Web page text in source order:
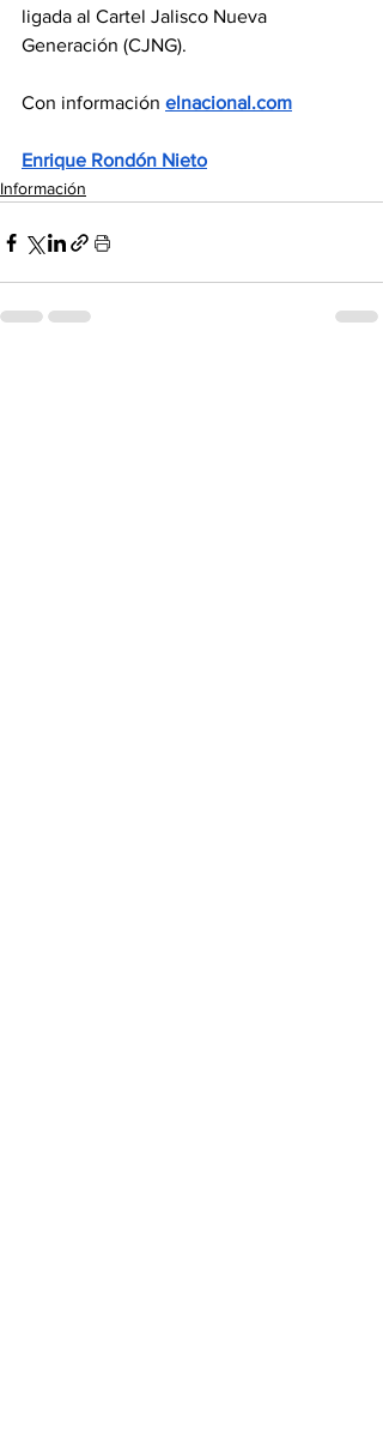
ligada al Cartel Jalisco Nueva
Generación (CJNG).
Con información elnacional.com
Enrique Rondón Nieto
Información